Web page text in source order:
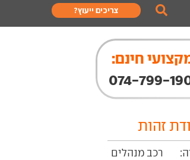
צריכים ייעוץ?
חינם:
זהות
רכב מנהלים